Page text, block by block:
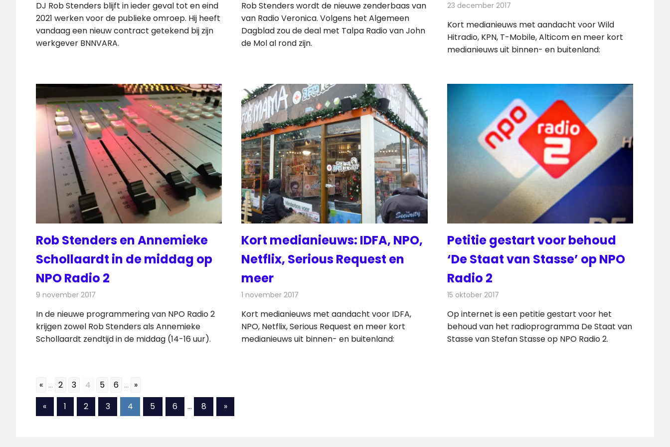
DJ Rob Stenders blijft in ieder geval tot en eind
2021 werken voor de publieke omroep. Hij heeft
vandaag een nieuw contract getekend bij zijn
werkgever BNNVARA.
Rob Stenders wordt de nieuwe zenderbaas van
van Radio Veronica. Volgens het Algemeen
Dagblad zou de deal met Talpa Radio van John
de Mol al rond zijn.
23 december 2017
Kort medianieuws met aandacht voor Wild
Hitradio, KPN, T-Mobile, Alticom en meer kort
medianieuws uit binnen- en buitenland:
Rob Stenders en Annemieke
Schollaardt in de middag op
NPO Radio 2
9 november 2017
In de nieuwe programmering van NPO Radio 2
krijgen zowel Rob Stenders als Annemieke
Schollaardt zendtijd in de middag (14-16 uur).
Kort medianieuws: IDFA, NPO,
Netflix, Serious Request en
meer
1 november 2017
Kort medianieuws met aandacht voor IDFA,
NPO, Netflix, Serious Request en meer kort
medianieuws uit binnen- en buitenland:
Petitie gestart voor behoud
‘De Staat van Stasse’ op NPO
Radio 2
15 oktober 2017
Op internet is een petitie gestart voor het
behoud van het radioprogramma De Staat van
Stasse van Stefan Stasse op NPO Radio 2.
« ... 2 3 4 5 6 ... »
Berichten
«Vorige
berichten
1 2 3 4 5 6 … 8
Volgende
berichten
»